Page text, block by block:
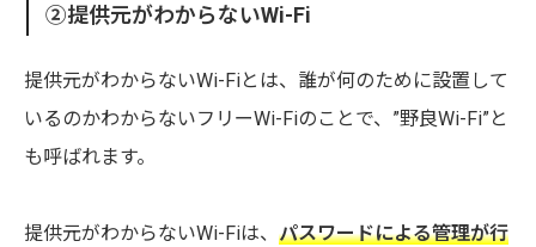
②提供元がわからないWi-Fi
提供元がわからないWi-Fiとは、誰が何のために設置して
いるのかわからないフリーWi-Fiのことで、”野良Wi-Fi”と
も呼ばれます。
提供元がわからないWi-Fiは、 パスワードによる管理が行